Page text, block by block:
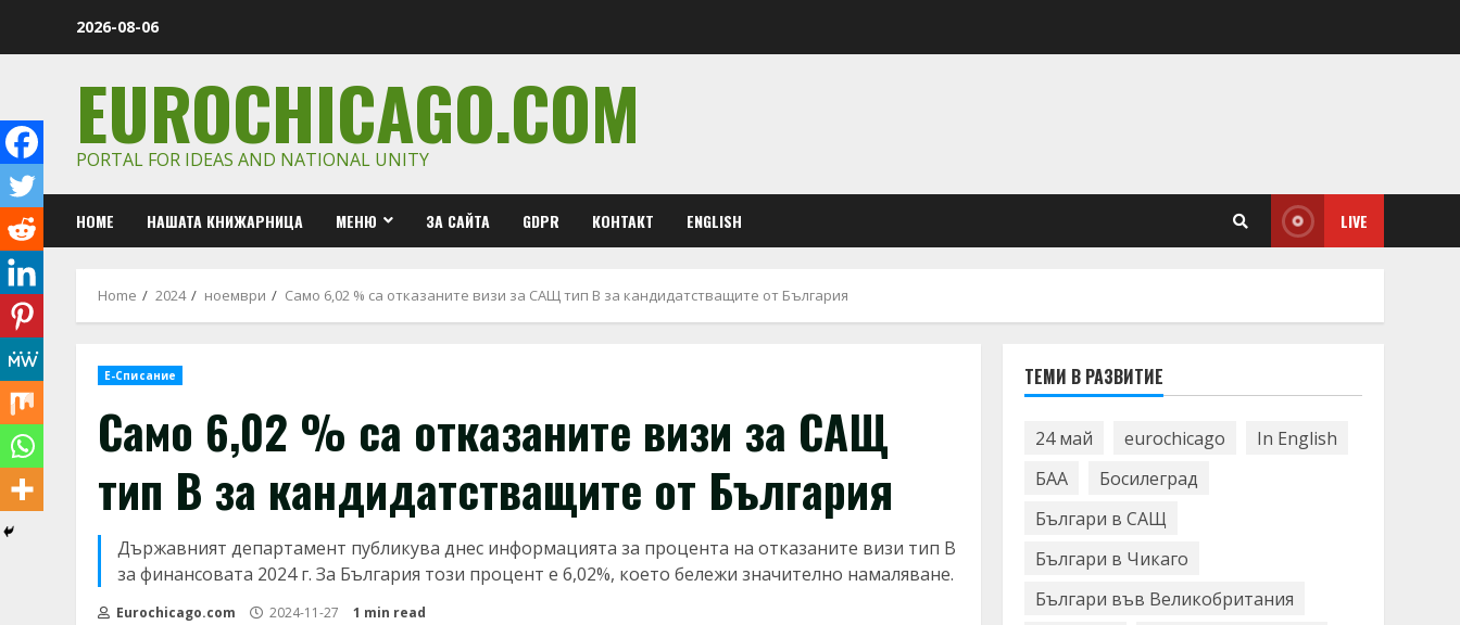
2026-08-06
EUROCHICAGO.COM
PORTAL FOR IDEAS AND NATIONAL UNITY
HOME НАШАТА КНИЖАРНИЦА МЕНЮ ЗА САЙТА GDPR КОНТАКТ ENGLISH LIVE
Home 2024 ноември Само 6,02 % са отказаните визи за САЩ тип B за кандидатстващите от България
Е-Списание
Само 6,02 % са отказаните визи за САЩ
тип B за кандидатстващите от България
Държавният департамент публикува днес информацията за процента на отказаните визи тип В
за финансовата 2024 г. За България този процент е 6,02%, което бележи значително намаляване.
Eurochicago.com 2024-11-27 1 min read
ТЕМИ В РАЗВИТИЕ
24 май eurochicago
In English
БАА
Босилеград
Българи в САЩ
Българи в Чикаго
Българи във Великобритания